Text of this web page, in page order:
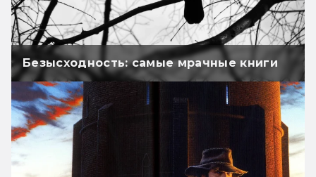
Безысходность: самые мрачные книги